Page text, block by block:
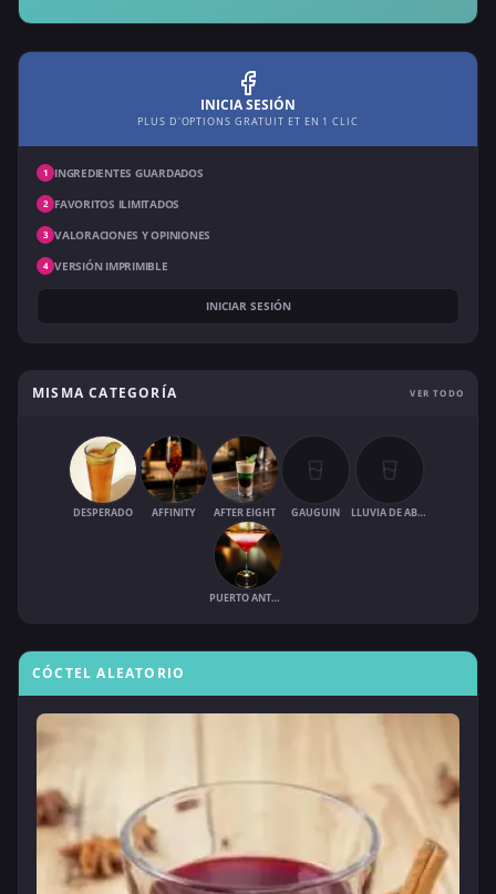
INICIA SESIÓN
PLUS D'OPTIONS GRATUIT ET EN 1 CLIC
1 INGREDIENTES GUARDADOS
2 FAVORITOS ILIMITADOS
3 VALORACIONES Y OPINIONES
4 VERSIÓN IMPRIMIBLE
INICIAR SESIÓN
MISMA CATEGORÍA VER TODO
DESPERADO AFFINITY AFTER EIGHT GAUGUIN LLUVIA DE ABRIL
PUERTO ANTONIO
CÓCTEL ALEATORIO